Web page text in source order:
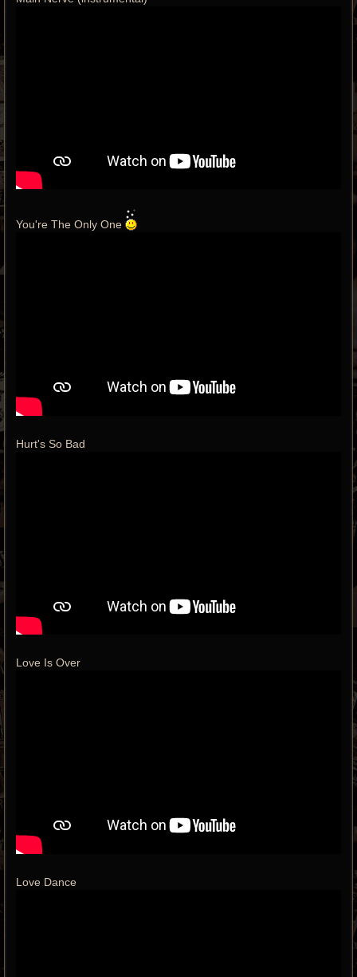
You're The Only One
Hurt's So Bad
Love Is Over
Love Dance